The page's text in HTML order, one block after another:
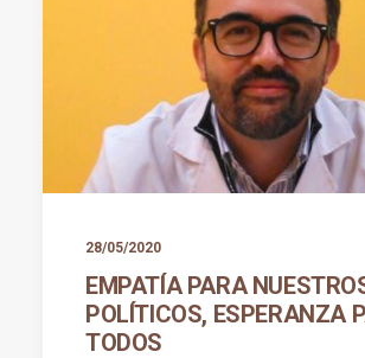
28/05/2020
EMPATÍA PARA
POLÍTICOS, ESPERANZA
TODOS